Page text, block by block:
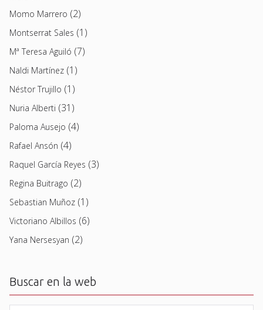
Momo Marrero (2)
Montserrat Sales (1)
Mª Teresa Aguiló (7)
Naldi Martínez (1)
Néstor Trujillo (1)
Nuria Alberti (31)
Paloma Ausejo (4)
Rafael Ansón (4)
Raquel García Reyes (3)
Regina Buitrago (2)
Sebastian Muñoz (1)
Victoriano Albillos (6)
Yana Nersesyan (2)
Buscar en la web